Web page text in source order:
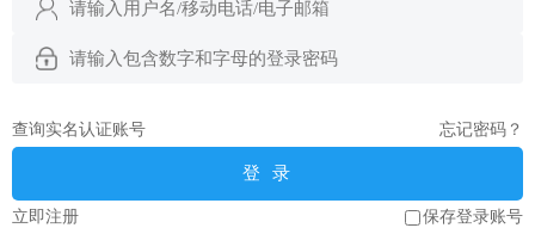
查询实名认证账号 忘记密码？
登 录
立即注册 保存登录账号